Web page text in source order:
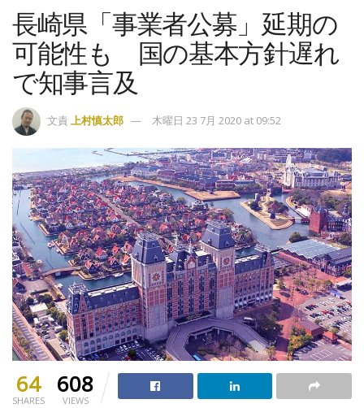
長崎県「事業者公募」延期の
可能性も 国の基本方針遅れ
で知事言及
文責 上村慎太郎 木曜日 23 7月 2020 at 09:52
64
SHARES
608
VIEWS